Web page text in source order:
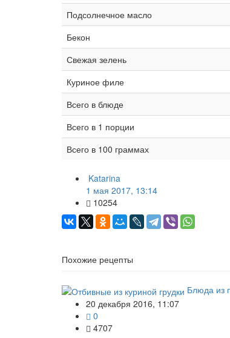
Подсолнечное масло
Бекон
Свежая зелень
Куриное филе
Всего в блюде
Всего в 1 порции
Всего в 100 граммах
Katarina
1 мая 2017, 13:14
10254
Похожие рецепты
Блюда из
20 декабря 2016, 11:07
0
4707